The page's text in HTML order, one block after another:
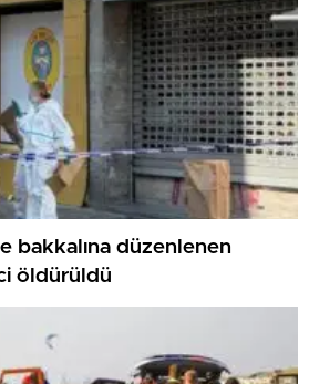
bakkalına düzenlenen
öldürüldü